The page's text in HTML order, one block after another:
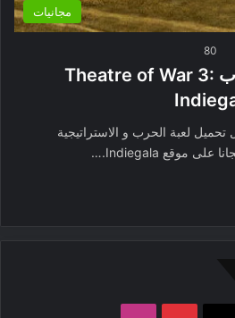
مجانيات
80
العب مجانا لعبة الحرب Theatre of War 3:
لعبة الحرب و الاستراتيجية